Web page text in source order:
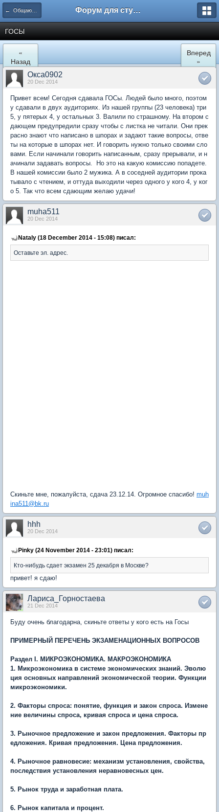
← Общаются экономисты Форум для студента СГА
ГОСЫ
«
Назад
Вперед
»
Окса0902
20 Dec 2014
Привет всем! Сегодня сдавала ГОСы. Людей было много, поэтом
у сдавали в двух аудиториях. Из нашей группы (23 человека) три
5, у пятерых 4, у остальных 3. Валили по страшному. На втором с
дающем предупредили сразу чтобы с листка не читали. Они прек
расно знают что написано в шпорах и задают такие вопросы, отве
ты на которые в шпорах нет. И говорить нужно только своими сло
вами. Если начинали говорить написанным, сразу прерывали, и н
ачинали задавать вопросы. Но это на какую комиссию попадете.
В нашей комиссии было 2 мужика. А в соседней аудитории прока
тывало с чтением, и оттуда выходили через одного у кого 4, у ког
о 5. Так что всем сдающим желаю удачи!
muha511
20 Dec 2014
Nataly (18 December 2014 - 15:08) писал:
Оставьте эл. адрес.
Скиньте мне, пожалуйста, сдача 23.12.14. Огромное спасибо! muh
ina511@bk.ru
hhh
20 Dec 2014
Pinky (24 November 2014 - 23:01) писал:
Кто-нибудь сдает экзамен 25 декабря в Москве?
привет! я сдаю!
Лариса_Горностаева
21 Dec 2014
Буду очень благодарна, скиньте ответы у кого есть на Госы
ПРИМЕРНЫЙ ПЕРЕЧЕНЬ ЭКЗАМЕНАЦИОННЫХ ВОПРОСОВ
Раздел I. МИКРОЭКОНОМИКА. МАКРОЭКОНОМИКА
1. Микроэкономика в системе экономических знаний. Эволю
ция основных направлений экономической теории. Функции
микроэкономики.
2. Факторы спроса: понятие, функция и закон спроса. Измене
ние величины спроса, кривая спроса и цена спроса.
3. Рыночное предложение и закон предложения. Факторы пр
едложения. Кривая предложения. Цена предложения.
4. Рыночное равновесие: механизм установления, свойства,
последствия установления неравновесных цен.
5. Рынок труда и заработная плата.
6. Рынок капитала и процент.